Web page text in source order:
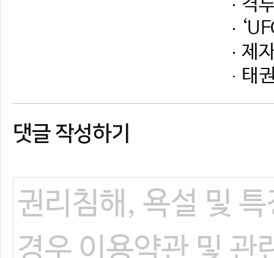
댓글 작성하기